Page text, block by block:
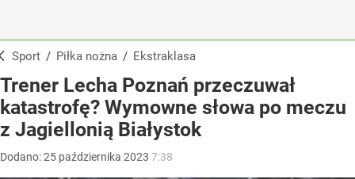
Sport / Piłka nożna / Ekstraklasa
Trener Lecha Poznań przeczuwał
katastrofę? Wymowne słowa po meczu
z Jagiellonią Białystok
Dodano:25 października 2023 7:38